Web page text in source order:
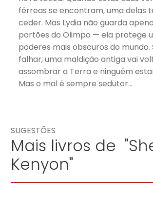
férreas se encontram, uma delas
ceder. Mas Lydia não guarda
portões do Olimpo — ela protege
poderes mais obscuros do mundo.
falhar, uma maldição antiga vai
assombrar a Terra e ninguém
Mas o mal é sempre sedutor…
SUGESTÕES
Mais livros de
Kenyon"